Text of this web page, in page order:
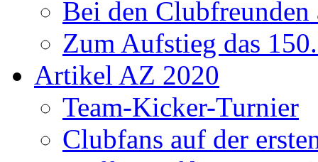
Bei den
Zum Aufstieg das
Artikel AZ 2020
Team-Kicker-Turnier
Clubfans auf der